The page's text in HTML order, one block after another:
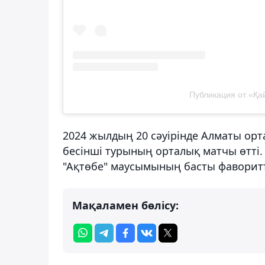
Публикация от
2024 жылдың 20 сәуірінде Алматы
бесінші турының орталық матчы
"Ақтөбе" маусымының басты
Мақаламен бөлісу: